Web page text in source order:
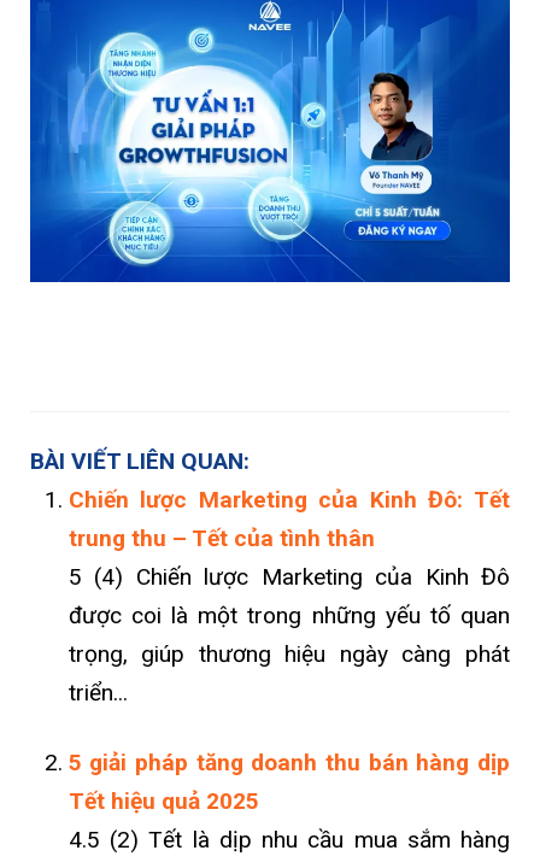
BÀI VIẾT LIÊN QUAN:
Chiến lược Marketing của Kinh Đô: Tết
trung thu – Tết của tình thân
5 (4) Chiến lược Marketing của Kinh Đô
được coi là một trong những yếu tố quan
trọng, giúp thương hiệu ngày càng phát
triển...
5 giải pháp tăng doanh thu bán hàng dịp
Tết hiệu quả 2025
4.5 (2) Tết là dịp nhu cầu mua sắm hàng